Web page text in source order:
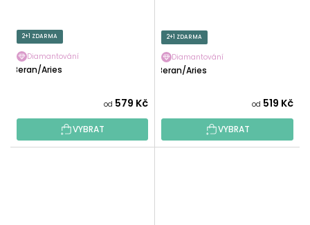
2+1 ZDARMA
Diamantování
Beran/Aries
od 579 Kč
VYBRAT
2+1 ZDARMA
Diamantování
Beran/Aries
od 519 Kč
VYBRAT